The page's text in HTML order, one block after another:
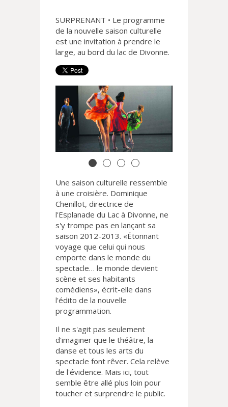
SURPRENANT • Le programme
de la nouvelle saison culturelle
est une invitation à prendre le
large, au bord du lac de Divonne.
Une saison culturelle ressemble
à une croisière. Dominique
Chenillot, directrice de
l'Esplanade du Lac à Divonne, ne
s'y trompe pas en lançant sa
saison 2012-2013. «Étonnant
voyage que celui qui nous
emporte dans le monde du
spectacle… le monde devient
scène et ses habitants
comédiens», écrit-elle dans
l'édito de la nouvelle
programmation.
Il ne s'agit pas seulement
d'imaginer que le théâtre, la
danse et tous les arts du
spectacle font rêver. Cela relève
de l'évidence. Mais ici, tout
semble être allé plus loin pour
toucher et surprendre le public.